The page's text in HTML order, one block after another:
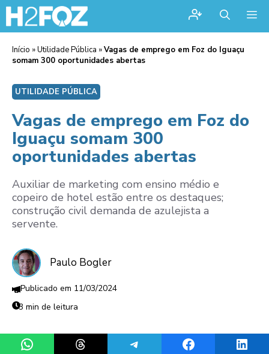
Início »Utilidade Pública »Vagas de emprego em Foz do Iguaçu
somam 300 oportunidades abertas
UTILIDADE PÚBLICA
Vagas de emprego em Foz do
Iguaçu somam 300
oportunidades abertas
Auxiliar de marketing com ensino médio e
copeiro de hotel estão entre os destaques;
construção civil demanda de azulejista a
servente.
Paulo Bogler
11/03/2024
3 min de leitura
Share on WhatsAppShare on ThreadsShare on TelegramShare on Facebook